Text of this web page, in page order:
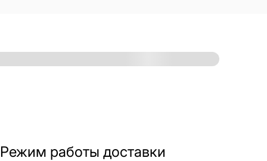
Режим работы доставки